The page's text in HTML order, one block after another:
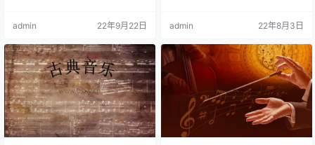
平，一般团队很难制作。我们今天
节《儿童声乐启蒙课程》，这门课
程没有太多理论，会有可爱的声乐
老师陪伴孩子唱歌，并且配有电子
版的乐谱，非常适合声乐老师借
鉴，也适合家长在家带孩子自学。
资源目…
admin 22年9月22日
器，简单易学，不用学太久，就可
孩子体验到演奏的快感、音乐的美
妙，激励他们坚持学下去。 没错，
你可能已经猜到了，它就是——Uku
lele（尤克里里）。 尤克里里是来…
admin 22年8月3日